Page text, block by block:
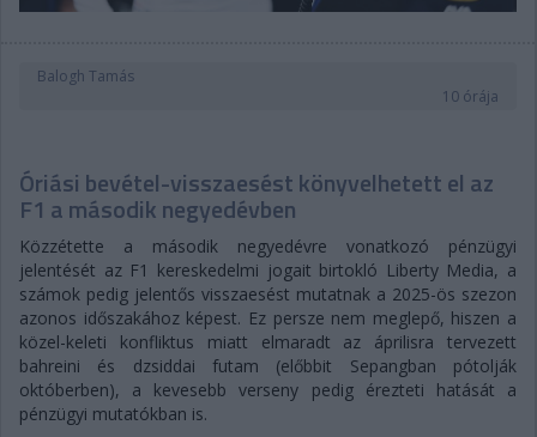
Balogh Tamás
10 órája
Óriási bevétel-visszaesést könyvelhetett el az
F1 a második negyedévben
Közzétette a második negyedévre vonatkozó pénzügyi
jelentését az F1 kereskedelmi jogait birtokló Liberty Media, a
számok pedig jelentős visszaesést mutatnak a 2025-ös szezon
azonos időszakához képest. Ez persze nem meglepő, hiszen a
közel-keleti konfliktus miatt elmaradt az áprilisra tervezett
bahreini és dzsiddai futam (előbbit Sepangban pótolják
októberben), a kevesebb verseny pedig érezteti hatását a
pénzügyi mutatókban is.